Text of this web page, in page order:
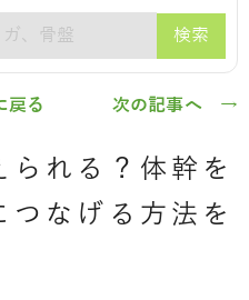
検索
戻る 次の記事へ →
られる？体幹を
なげる方法を